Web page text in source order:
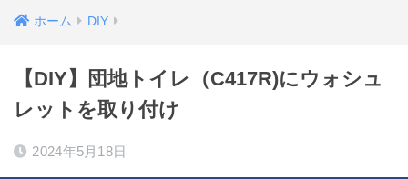
ホーム DIY
【DIY】団地トイレ（C417R)にウォシュ
レットを取り付け
2024年5月18日